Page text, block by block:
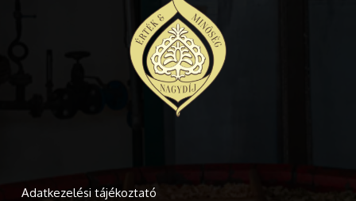
Adatkezelési tájékoztató